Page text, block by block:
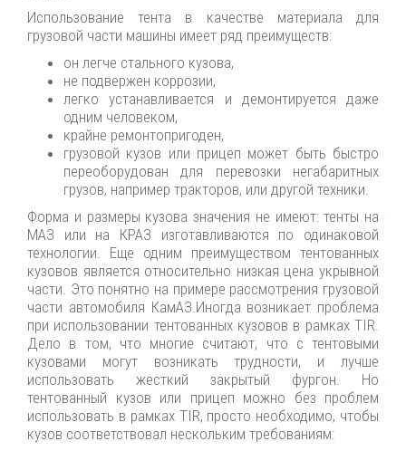
Использование тента в качестве материала для
грузовой части машины имеет ряд преимуществ:
он легче стального кузова,
не подвержен коррозии,
легко устанавливается и демонтируется даже
одним человеком,
крайне ремонтопригоден,
грузовой кузов или прицеп может быть быстро
переоборудован для перевозки негабаритных
грузов, например тракторов, или другой техники.
Форма и размеры кузова значения не имеют: тенты на
МАЗ или на КРАЗ изготавливаются по одинаковой
технологии. Еще одним преимуществом тентованных
кузовов является относительно низкая цена укрывной
части. Это понятно на примере рассмотрения грузовой
части автомобиля КамАЗ.Иногда возникает проблема
при использовании тентованных кузовов в рамках TIR.
Дело в том, что многие считают, что с тентовыми
кузовами могут возникать трудности, и лучше
использовать жесткий закрытый фургон. Но
тентованный кузов или прицеп можно без проблем
использовать в рамках TIR, просто необходимо, чтобы
кузов соответствовал нескольким требованиям: